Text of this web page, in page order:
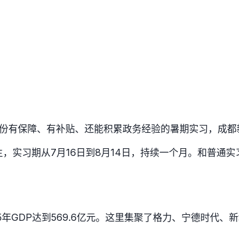
保障、有补贴、还能积累政务经验的暑期实习，成都
实习期从7月16日到8月14日，持续一个月。和普通
GDP达到569.6亿元。这里集聚了格力、宁德时代、